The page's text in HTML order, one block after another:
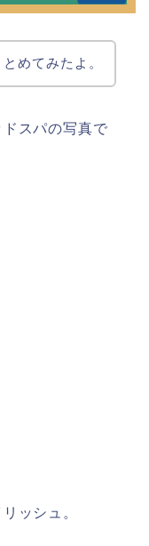
めてみたよ。
スパの写真で
ッシュ。